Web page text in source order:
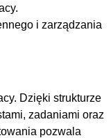
i zarządzania
Dzięki strukturze
zadaniami oraz
pozwala